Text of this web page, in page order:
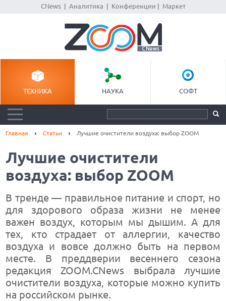
CNews| Аналитика Конференции Маркет
ТЕХНИКА НАУКА СОФТ
Главная Статьи Лучшие очистители воздуха: выбор ZOOM
Лучшие очистители
воздуха: выбор ZOOM
В тренде — правильное питание и спорт, но
для здорового образа жизни не менее
важен воздух, которым мы дышим. А для
тех, кто страдает от аллергии, качество
воздуха и вовсе должно быть на первом
месте. В преддверии весеннего сезона
редакция ZOOM.CNews выбрала лучшие
очистители воздуха, которые можно купить
на российском рынке.